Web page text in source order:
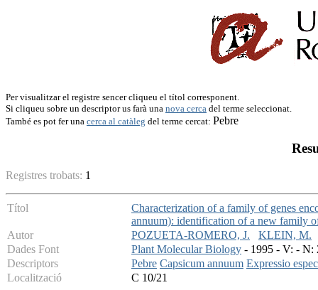
Per visualitzar el registre sencer cliqueu el títol corresponent.
Si cliqueu sobre un descriptor us farà una nova cerca del terme seleccionat.
També es pot fer una cerca al catàleg del terme cercat: Pebre
Registres trobats: 1
Títol
Characterization of a family of genes
annuum): identification of a new family
Autor
POZUETA-ROMERO, J.
KLEIN, M.
Dades Font
Plant Molecular Biology - 1995 - V: - N:
Descriptors
Pebre Capsicum annuum Expressio
Localització
C 10/21